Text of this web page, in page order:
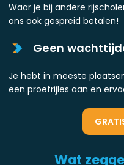
Waar je bij andere
ons ook gespreid betalen!
Geen
Je hebt in meeste
een proefrijles aan en
Wat